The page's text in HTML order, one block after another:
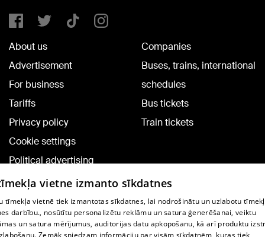
About us
Advertisement
For business
Tariffs
Privacy policy
Cookie settings
Political advertising
Cookie policy
Commenting terms
Companies
Buses, trains, international
schedules
Bus tickets
Train tickets
TV program
vietne izmanto sīkdatnes
tīmekļa vietnē tiek izmantotas sīkdatnes, lai nodrošinātu un uzlabotu
darbību., nosūtītu personalizētu reklāmu un satura ģenerēšanai, veiktu
un satura mērījumus, auditorijas datu apkopošanu, kā arī produktu
Zemāk sniedzam informāciju par visām sīkdatnēm, kuras tiek